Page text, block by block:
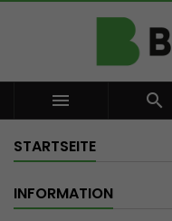
 
STARTSEITE
INFORMATION